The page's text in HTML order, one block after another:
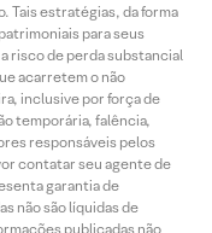
Tais estratégias, da forma
para seus
risco de perda substancial
acarretem o não
inclusive por força de
temporária, falência,
responsáveis pelos
contatar seu agente de
garantia de
não são líquidas de
publicadas não